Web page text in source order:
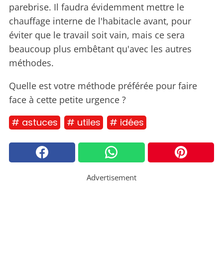
parebrise. Il faudra évidemment mettre le
chauffage interne de l'habitacle avant, pour
éviter que le travail soit vain, mais ce sera
beaucoup plus embêtant qu'avec les autres
méthodes.
Quelle est votre méthode préférée pour faire
face à cette petite urgence ?
# astuces # utiles # idées
Advertisement